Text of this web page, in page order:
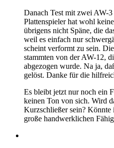
Danach Test mit zwei AW-
Plattenspieler hat wohl
übrigens nicht Späne, die
weil es einfach nur
scheint verformt zu sein.
stammten von der AW-12,
abgezogen wurde. Na ja,
gelöst. Danke für die
Es bleibt jetzt nur noch ein
keinen Ton von sich. Wird
Kurzschließer sein? Könnte
große handwerklichen